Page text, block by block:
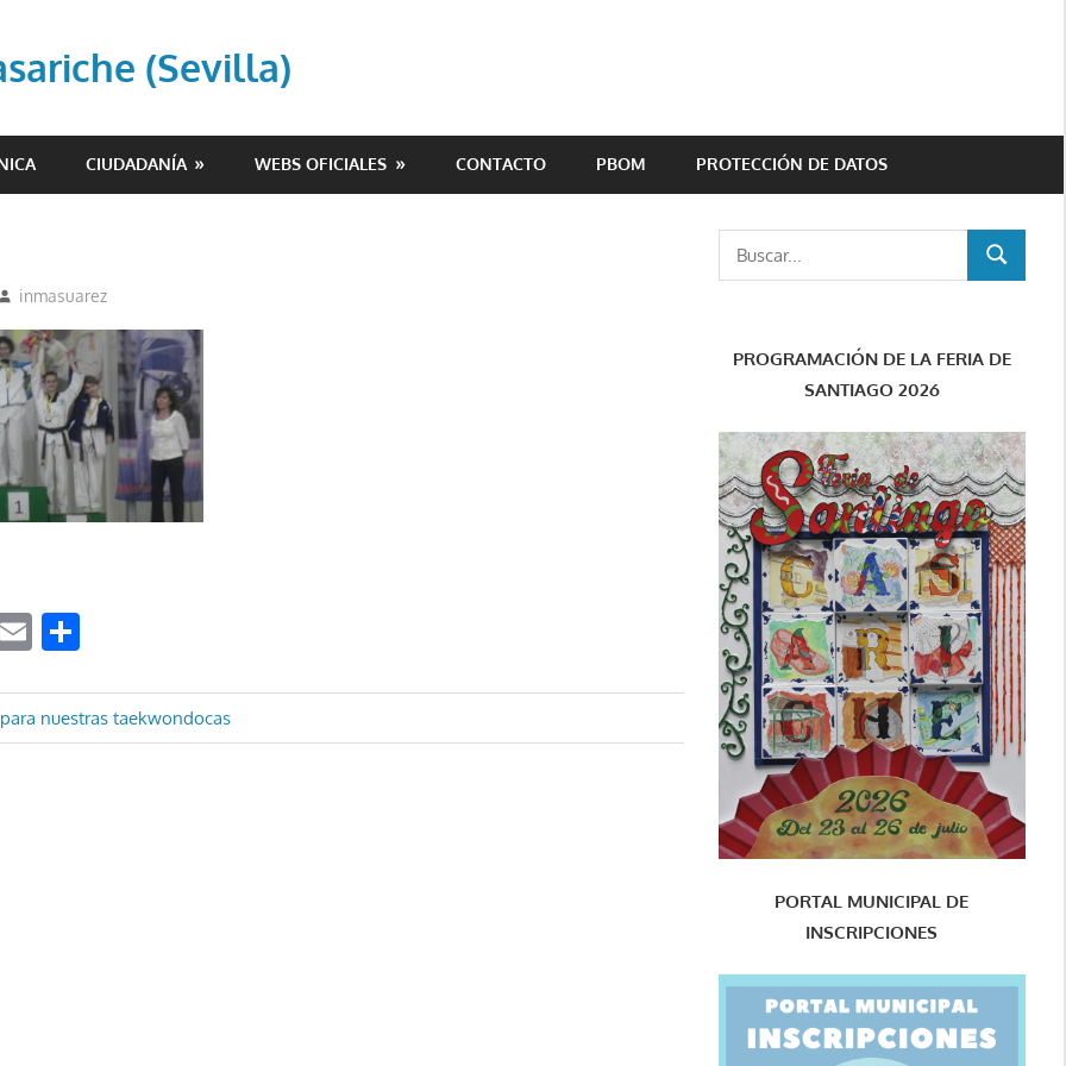
(Sevilla)
CIUDADANÍA WEBS OFICIALES CONTACTO PBOM PROTECCIÓN DE DATOS
inmasuarez
Email
nuestras taekwondocas
BUSCAR
PROGRAMACIÓN DE LA FERIA DE
SANTIAGO 2026
PORTAL MUNICIPAL DE
INSCRIPCIONES